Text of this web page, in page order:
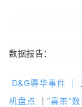
数据报告：
D&G辱华事件
机盘点 ｜“喜茶”